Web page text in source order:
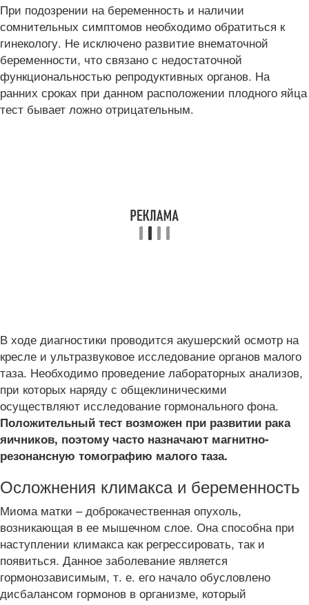
При подозрении на беременность и наличии
сомнительных симптомов необходимо обратиться к
гинекологу. Не исключено развитие внематочной
беременности, что связано с недостаточной
функциональностью репродуктивных органов. На
ранних сроках при данном расположении плодного яйца
тест бывает ложно отрицательным.
В ходе диагностики проводится акушерский осмотр на
кресле и ультразвуковое исследование органов малого
таза. Необходимо проведение лабораторных анализов,
при которых наряду с общеклиническими
осуществляют исследование гормонального фона.
Положительный тест возможен при развитии рака
яичников, поэтому часто назначают магнитно-
резонансную томографию малого таза.
Осложнения климакса и беременность
Миома матки – доброкачественная опухоль,
возникающая в ее мышечном слое. Она способна при
наступлении климакса как регрессировать, так и
появиться. Данное заболевание является
гормонозависимым, т. е. его начало обусловлено
дисбалансом гормонов в организме, который